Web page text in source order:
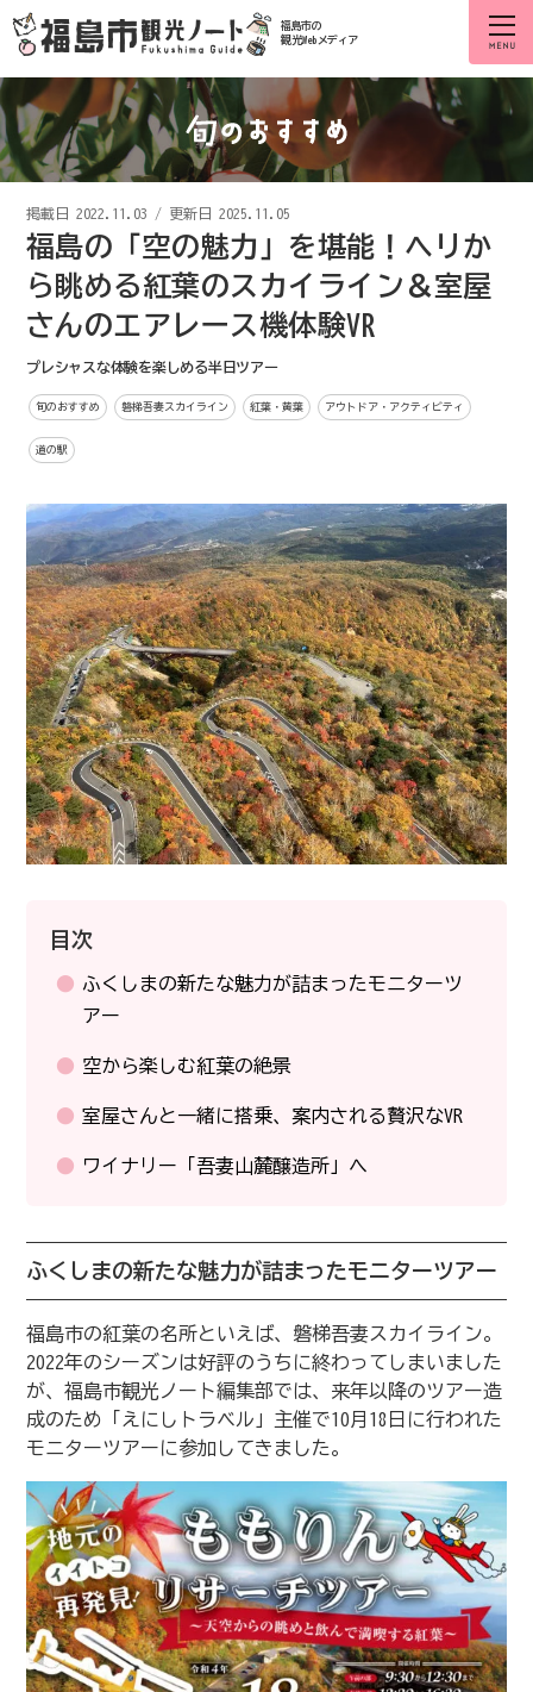
福島市の
観光Webメディア
掲載日 2022.11.03 / 更新日 2025.11.05
福島の「空の魅力」を堪能！ヘリか
ら眺める紅葉のスカイライン＆室屋
さんのエアレース機体験VR
プレシャスな体験を楽しめる半日ツアー
旬のおすすめ 磐梯吾妻スカイライン 紅葉・黄葉 アウトドア・アクティビティ
道の駅
目次
ふくしまの新たな魅力が詰まったモニターツ
アー
空から楽しむ紅葉の絶景
室屋さんと一緒に搭乗、案内される贅沢なVR
ワイナリー「吾妻山麓醸造所」へ
ふくしまの新たな魅力が詰まったモニターツアー
福島市の紅葉の名所といえば、磐梯吾妻スカイライン。
2022年のシーズンは好評のうちに終わってしまいました
が、福島市観光ノート編集部では、来年以降のツアー造
成のため「えにしトラベル」主催で10月18日に行われた
モニターツアーに参加してきました。